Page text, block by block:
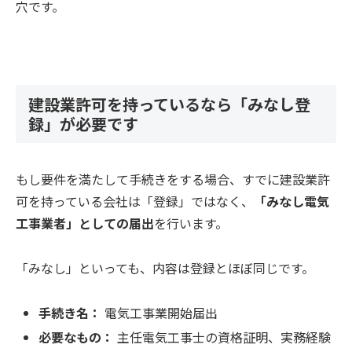
穴です。
建設業許可を持っているなら「みなし登
録」が必要です
もし要件を満たして手続きをする場合、すでに建設業許
可を持っている会社は「登録」ではなく、
「みなし電気
工事業者」としての届出を行います。
「みなし」といっても、内容は登録とほぼ同じです。
手続き名： 電気工事業開始届出
必要なもの： 主任電気工事士の資格証明、実務経験